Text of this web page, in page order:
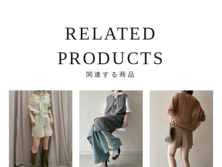
RELATED
PRODUCTS
関連する商品